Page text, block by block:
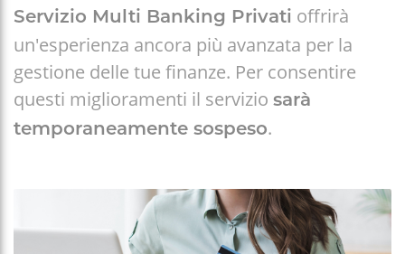
Servizio Multi Banking Privati offrirà
un'esperienza ancora più avanzata per la
gestione delle tue finanze. Per consentire
questi miglioramenti il servizio sarà
temporaneamente sospeso.